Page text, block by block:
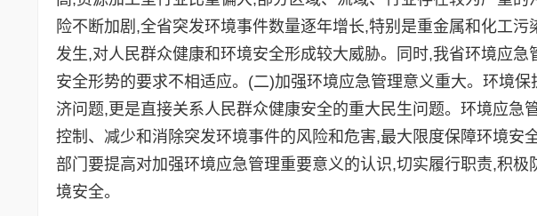
险不断加剧,全省突发环境事件数量逐年增长,特别是重金属和化工
发生,对人民群众健康和环境安全形成较大威胁。同时,我省环境应
安全形势的要求不相适应。(二)加强环境应急管理意义重大。环境
济问题,更是直接关系人民群众健康安全的重大民生问题。环境应急
控制、减少和消除突发环境事件的风险和危害,最大限度保障环境安
部门要提高对加强环境应急管理重要意义的认识,切实履行职责,积
境安全。